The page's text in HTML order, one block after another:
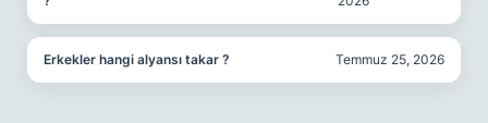
Erkekler hangi alyansı takar ? Temmuz 25, 2026